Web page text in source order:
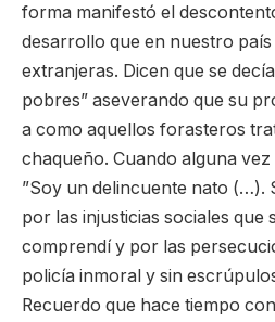
forma manifestó el
desarrollo que en nuestro
extranjeras. Dicen que se
pobres” aseverando que su
a como aquellos forasteros
chaqueño. Cuando alguna
”Soy un delincuente nato (…).
por las injusticias sociales que
comprendí y por las
policía inmoral y sin
Recuerdo que hace tiempo